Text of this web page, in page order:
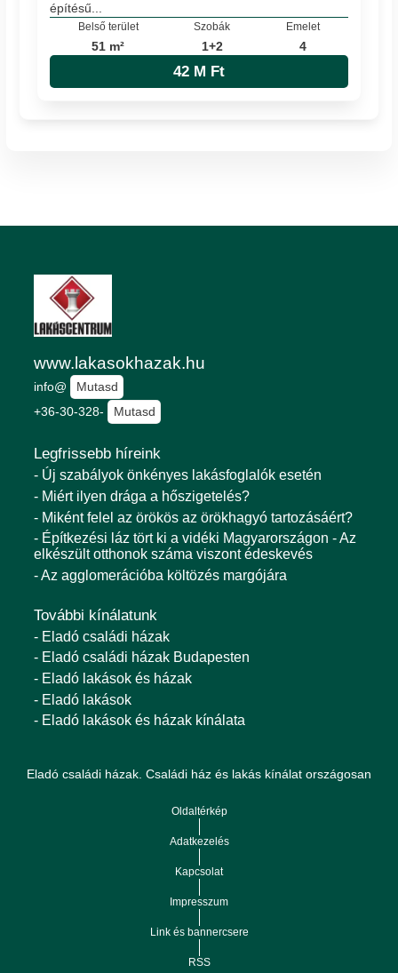
építésű...
Belső terület
51 m²
Szobák
1+2
Emelet
4
42 M Ft
www.lakasokhazak.hu
info@
Mutasd
+36-30-328-
Mutasd
Legfrissebb híreink
- Új szabályok önkényes lakásfoglalók esetén
- Miért ilyen drága a hőszigetelés?
- Miként felel az örökös az örökhagyó tartozásáért?
- Építkezési láz tört ki a vidéki Magyarországon - Az
elkészült otthonok száma viszont édeskevés
- Az agglomerációba költözés margójára
További kínálatunk
- Eladó családi házak
- Eladó családi házak Budapesten
- Eladó lakások és házak
- Eladó lakások
- Eladó lakások és házak kínálata
Eladó családi házak. Családi ház és lakás kínálat országosan
Oldaltérkép
Adatkezelés
Kapcsolat
Impresszum
Link és bannercsere
RSS